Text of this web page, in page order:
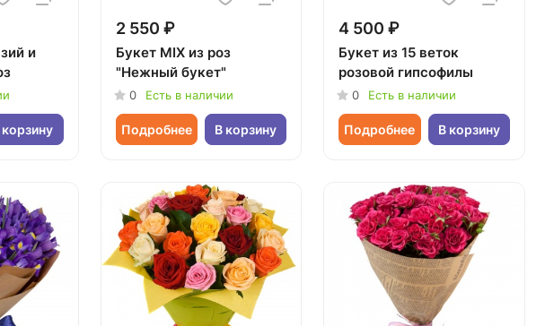
и
корзину
2 550 ₽
Букет MIX из роз
"Нежный букет"
0 Есть в наличии
Подробнее В корзину
4 500 ₽
Букет из 15 веток
розовой гипсофилы
0 Есть в наличии
Подробнее В корзину